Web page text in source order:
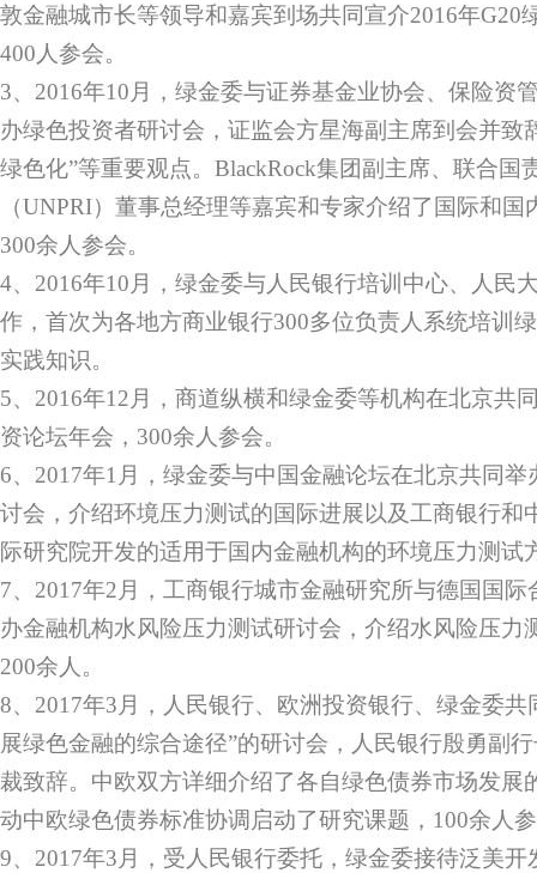
敦金融城市长等领导和嘉宾到场共同宣介2016年G20
400人参会。
3、2016年10月，绿金委与证券基金业协会、保险资
办绿色投资者研讨会，证监会方星海副主席到会并致
绿色化”等重要观点。BlackRock集团副主席、联合国
（UNPRI）董事总经理等嘉宾和专家介绍了国际和
300余人参会。
4、2016年10月，绿金委与人民银行培训中心、人民
作，首次为各地方商业银行300多位负责人系统培训
实践知识。
5、2016年12月，商道纵横和绿金委等机构在北京共
资论坛年会，300余人参会。
6、2017年1月，绿金委与中国金融论坛在北京共同
讨会，介绍环境压力测试的国际进展以及工商银行和
际研究院开发的适用于国内金融机构的环境压力测试
7、2017年2月，工商银行城市金融研究所与德国国
办金融机构水风险压力测试研讨会，介绍水风险压力
200余人。
8、2017年3月，人民银行、欧洲投资银行、绿金委共
展绿色金融的综合途径”的研讨会，人民银行殷勇副
裁致辞。中欧双方详细介绍了各自绿色债券市场发展
动中欧绿色债券标准协调启动了研究课题，100余人
9、2017年3月，受人民银行委托，绿金委接待泛美